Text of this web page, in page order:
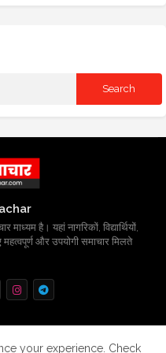
है। यहां नागरिकों, विद्यार्थियों,
महत्वपूर्ण और उपयोगी समाचार मिलते
us Privacy Policy
your experience. Check